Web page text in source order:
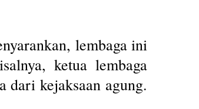
lembaga ini
ketua lembaga
dari kejaksaan agung.